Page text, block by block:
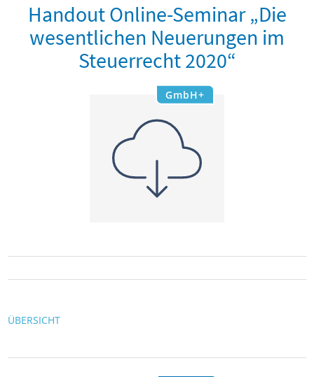
Handout Online-Seminar „Die
wesentlichen Neuerungen im
Steuerrecht 2020“
GmbH+
ÜBERSICHT